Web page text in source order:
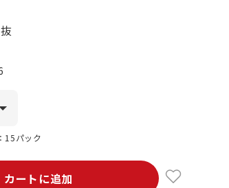
15パック
カートに追加